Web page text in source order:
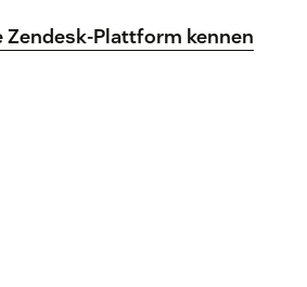
Zendesk-Plattform kennen